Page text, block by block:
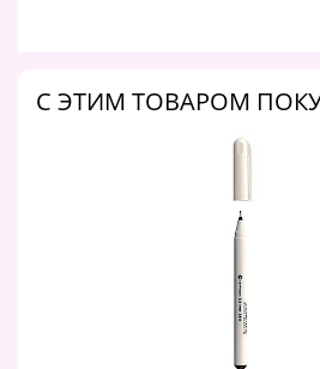
C ЭТИМ ТОВАРОМ